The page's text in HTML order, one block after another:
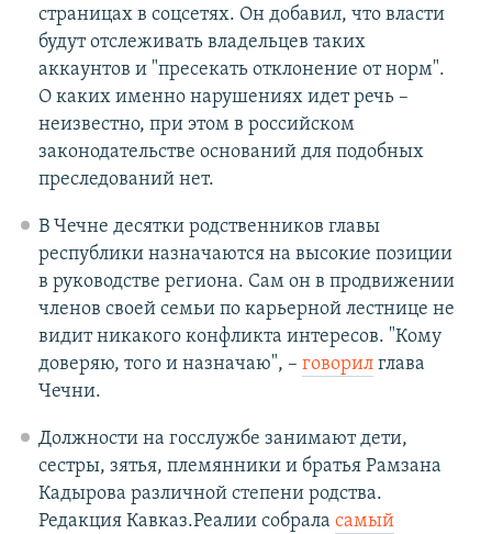
страницах в соцсетях. Он добавил, что власти
будут отслеживать владельцев таких
аккаунтов и "пресекать отклонение от норм".
О каких именно нарушениях идет речь –
неизвестно, при этом в российском
законодательстве оснований для подобных
преследований нет.
В Чечне десятки родственников главы
республики назначаются на высокие позиции
в руководстве региона. Сам он в продвижении
членов своей семьи по карьерной лестнице не
видит никакого конфликта интересов. "Кому
доверяю, того и назначаю", – говорилглава
Чечни.
Должности на госслужбе занимают дети,
сестры, зятья, племянники и братья Рамзана
Кадырова различной степени родства.
Редакция Кавказ.Реалии собрала самый